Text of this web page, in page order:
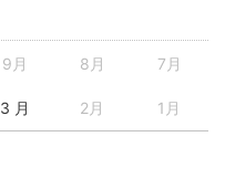
9月 8月 7月
3 月 2月 1月